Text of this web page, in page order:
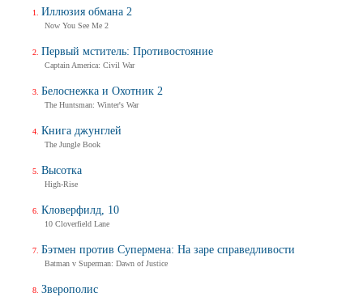
Иллюзия обмана 2
Now You See Me 2
Первый мститель: Противостояние
Captain America: Civil War
Белоснежка и Охотник 2
The Huntsman: Winter's War
Книга джунглей
The Jungle Book
Высотка
High-Rise
Кловерфилд, 10
10 Cloverfield Lane
Бэтмен против Супермена: На заре справедливости
Batman v Superman: Dawn of Justice
Зверополис